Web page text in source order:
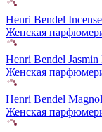
Henri Bendel
Женская
Henri Bendel
Женская
Henri Bendel
Женская